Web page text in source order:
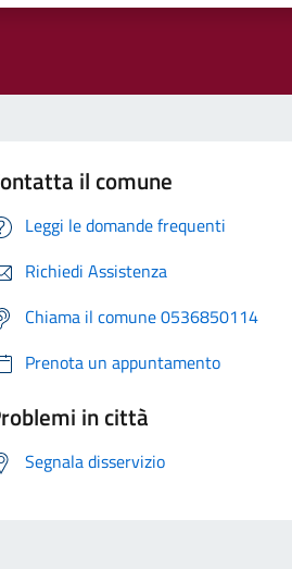
il comune
Leggi le domande frequenti
Richiedi Assistenza
Chiama il comune 0536850114
Prenota un appuntamento
in città
Segnala disservizio